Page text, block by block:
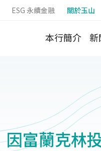
ESG 永續金融 關於玉山
本行簡介 新
因富蘭克林